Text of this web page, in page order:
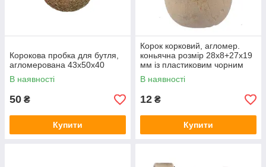
Корокова пробка для бутля,
агломерована 43х50х40
В наявності
50 ₴
Купити
Корок корковий, агломер.
коньячна розмір 28х8+27х19
мм із пластиковим чорним
ковпачком
В наявності
12 ₴
Купити